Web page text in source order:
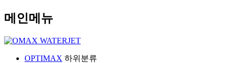
메인메뉴
OPTIMAX 하위분류